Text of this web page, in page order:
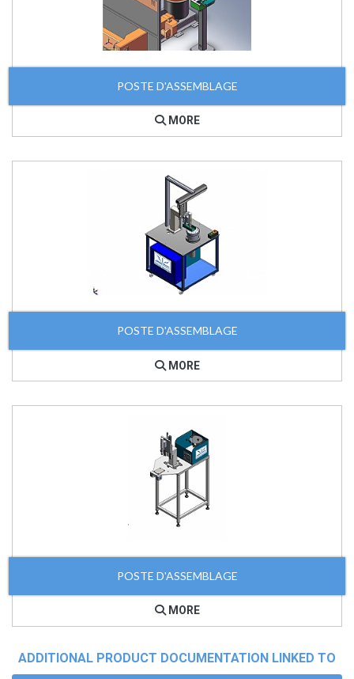
POSTE D'ASSEMBLAGE
MORE
POSTE D'ASSEMBLAGE
MORE
POSTE D'ASSEMBLAGE
MORE
ADDITIONAL PRODUCT DOCUMENTATION LINKED TO